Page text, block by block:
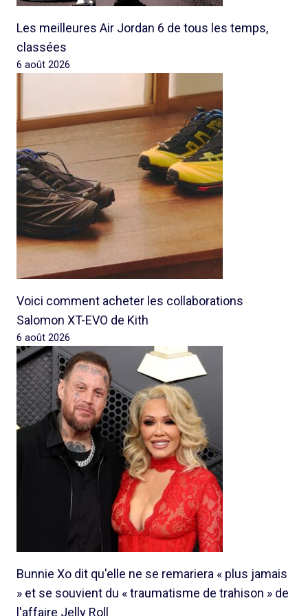
Les meilleures Air Jordan 6 de tous les temps,
classées
6 août 2026
Voici comment acheter les collaborations
Salomon XT-EVO de Kith
6 août 2026
Bunnie Xo dit qu'elle ne se remariera « plus jamais
» et se souvient du « traumatisme de trahison » de
l'affaire Jelly Roll